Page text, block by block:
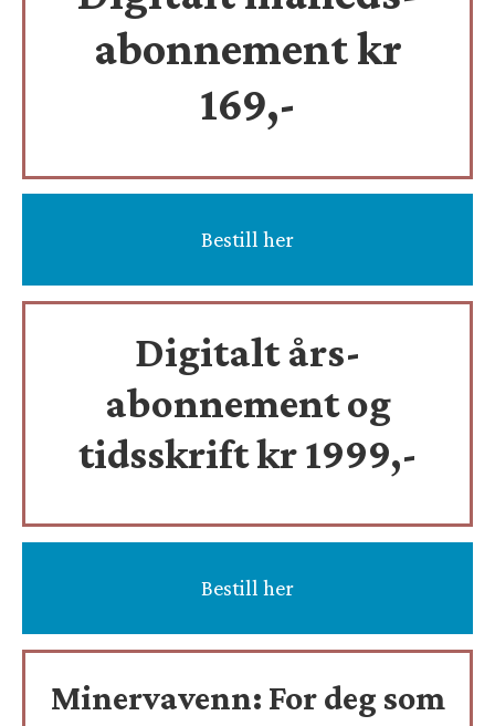
abonnement kr
169,-
Bestill her
Digitalt års-
abonnement og
tidsskriftkr 1999,-
Bestill her
Minervavenn: For deg som